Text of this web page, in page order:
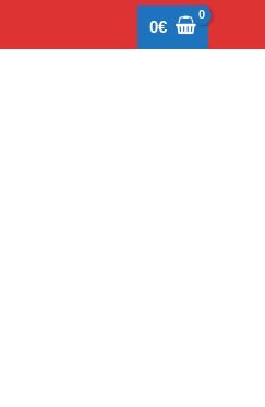
0€